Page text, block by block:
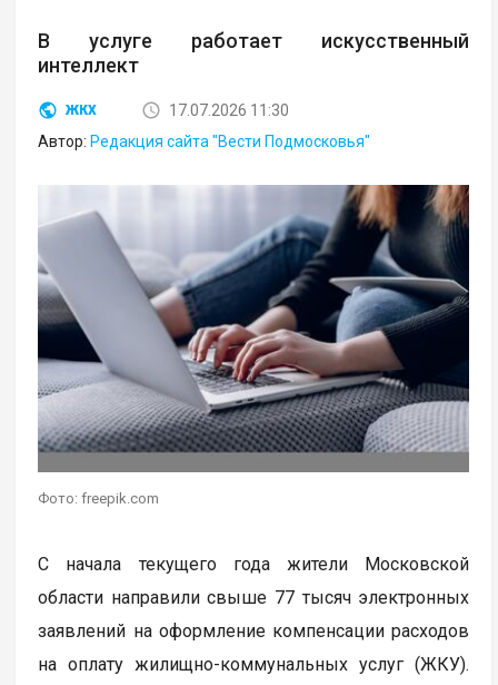
В услуге работает искусственный
интеллект
ЖКХ
17.07.2026 11:30
Автор:Редакция сайта "Вести Подмосковья"
Фото: freepik.com
С начала текущего года жители Московской
области направили свыше 77 тысяч электронных
заявлений на оформление компенсации расходов
на оплату жилищно-коммунальных услуг (ЖКУ).